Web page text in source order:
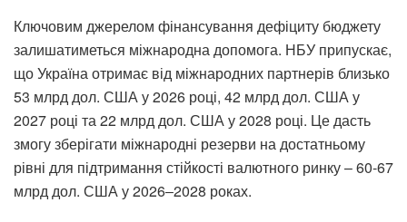
Ключовим джерелом фінансування дефіциту бюджету
залишатиметься міжнародна допомога. НБУ припускає,
що Україна отримає від міжнародних партнерів близько
53 млрд дол. США у 2026 році, 42 млрд дол. США у
2027 році та 22 млрд дол. США у 2028 році. Це дасть
змогу зберігати міжнародні резерви на достатньому
рівні для підтримання стійкості валютного ринку – 60-67
млрд дол. США у 2026‒2028 роках.